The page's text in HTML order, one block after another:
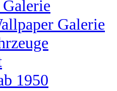
Galerie
1950